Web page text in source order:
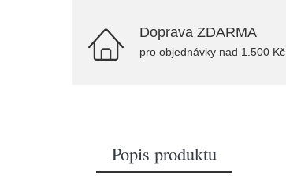
Doprava ZDARMA
pro objednávky nad 1.500 Kč
Popis produktu